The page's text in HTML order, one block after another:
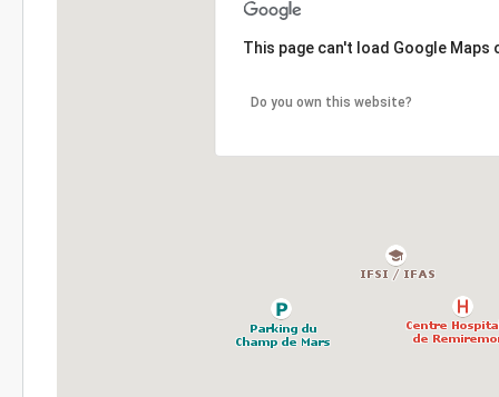
This page can't load Google Maps
Do you own this website?